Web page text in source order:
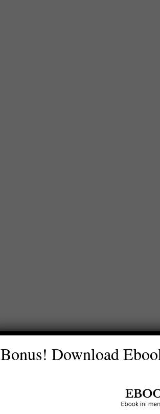
Bonus! Download